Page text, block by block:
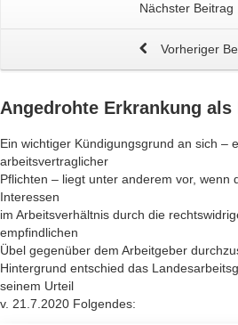
Nächster Beitrag
Vorheriger
Angedrohte Erkrankung als
Ein wichtiger Kündigungsgrund an sich –
arbeitsvertraglicher
Pflichten – liegt unter anderem vor, wenn
Interessen
im Arbeitsverhältnis durch die
empfindlichen
Übel gegenüber dem Arbeitgeber
Hintergrund entschied das
seinem Urteil
v. 21.7.2020 Folgendes: